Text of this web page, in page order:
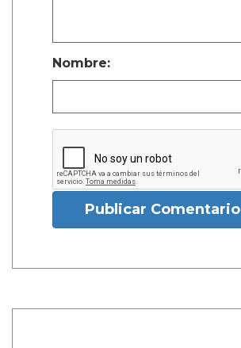
Nombre:
Publicar Comentario